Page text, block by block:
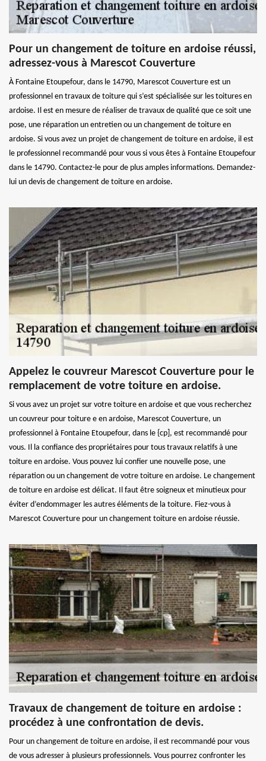
Pour un changement de toiture en ardoise réussi,
adressez-vous à Marescot Couverture
À Fontaine Etoupefour, dans le 14790, Marescot Couverture est un
professionnel en travaux de toiture qui s’est spécialisée sur les toitures en
ardoise. Il est en mesure de réaliser de travaux de qualité que ce soit une
pose, une réparation un entretien ou un changement de toiture en
ardoise. Si vous avez un projet de changement de toiture en ardoise, il est
le professionnel recommandé pour vous si vous êtes à Fontaine Etoupefour
dans le 14790. Contactez-le pour de plus amples informations. Demandez-
lui un devis de changement de toiture en ardoise.
Appelez le couvreur Marescot Couverture pour le
remplacement de votre toiture en ardoise.
Si vous avez un projet sur votre toiture en ardoise et que vous recherchez
un couvreur pour toiture e en ardoise, Marescot Couverture, un
professionnel à Fontaine Etoupefour, dans le {cp], est recommandé pour
vous. Il la confiance des propriétaires pour tous travaux relatifs à une
toiture en ardoise. Vous pouvez lui confier une nouvelle pose, une
réparation ou un changement de votre toiture en ardoise. Le changement
de toiture en ardoise est délicat. Il faut être soigneux et minutieux pour
éviter d’endommager les autres éléments de la toiture. Fiez-vous à
Marescot Couverture pour un changement toiture en ardoise réussie.
Travaux de changement de toiture en ardoise :
procédez à une confrontation de devis.
Pour un changement de toiture en ardoise, il est recommandé pour vous
de vous adresser à plusieurs professionnels. Vous pourrez confronter les